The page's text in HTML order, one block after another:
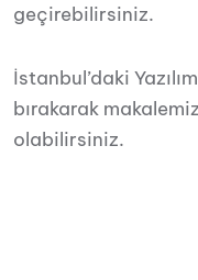
geçirebilirsiniz.
İstanbul’daki
bırakarak
olabilirsiniz.